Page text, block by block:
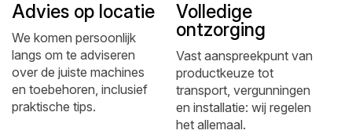
Advies op locatie
We komen persoonlijk
langs om te adviseren
over de juiste machines
en toebehoren, inclusief
praktische tips.
Volledige
ontzorging
Vast aanspreekpunt van
productkeuze tot
transport, vergunningen
en installatie: wij regelen
het allemaal.